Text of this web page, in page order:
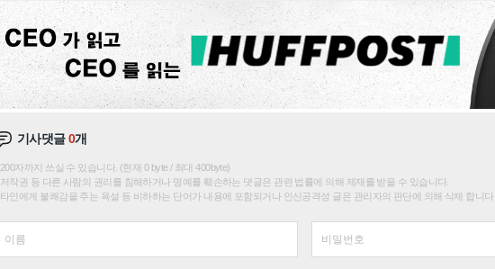
기사댓글0개
200자까지 쓰실 수 있습니다. (현재 0 byte / 최대 400byte)
저작권 등 다른 사람의 권리를 침해하거나 명예를 훼손하는 댓글은 관련 법률에 의해 제재를 받을 수 있습니다.
타인에게 불쾌감을 주는 욕설 등 비하하는 단어가 내용에 포함되거나 인신공격성 글은 관리자의 판단에 의해 삭제 합니다.